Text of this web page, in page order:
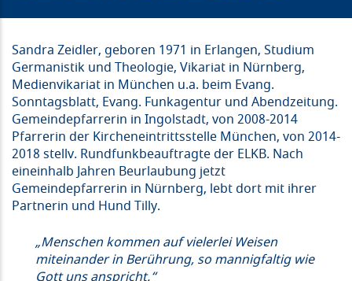
Sandra Zeidler, geboren 1971 in Erlangen, Studium
Germanistik und Theologie, Vikariat in Nürnberg,
Medienvikariat in München u.a. beim Evang.
Sonntagsblatt, Evang. Funkagentur und Abendzeitung.
Gemeindepfarrerin in Ingolstadt, von 2008-2014
Pfarrerin der Kircheneintrittsstelle München, von 2014-
2018 stellv. Rundfunkbeauftragte der ELKB. Nach
eineinhalb Jahren Beurlaubung jetzt
Gemeindepfarrerin in Nürnberg, lebt dort mit ihrer
Partnerin und Hund Tilly.
„Menschen kommen auf vielerlei Weisen
miteinander in Berührung, so mannigfaltig wie
Gott uns anspricht.“